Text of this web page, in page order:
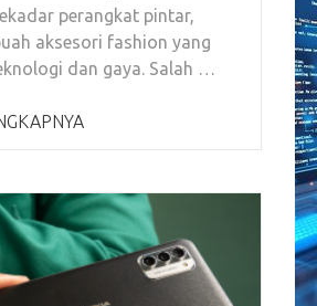
perangkat pintar,
aksesori fashion yang
dan gaya. Salah …